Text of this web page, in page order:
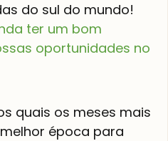
do sul do mundo!
ter um bom
oportunidades no
quais os meses mais
época para